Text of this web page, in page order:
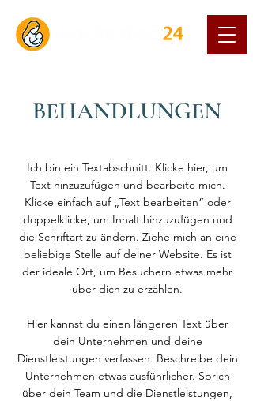
BEHANDLUNGEN
Ich bin ein Textabschnitt. Klicke hier, um
Text hinzuzufügen und bearbeite mich.
Klicke einfach auf „Text bearbeiten“ oder
doppelklicke, um Inhalt hinzuzufügen und
die Schriftart zu ändern. Ziehe mich an eine
beliebige Stelle auf deiner Website. Es ist
der ideale Ort, um Besuchern etwas mehr
über dich zu erzählen.
Hier kannst du einen längeren Text über
dein Unternehmen und deine
Dienstleistungen verfassen. Beschreibe dein
Unternehmen etwas ausführlicher. Sprich
über dein Team und die Dienstleistungen,